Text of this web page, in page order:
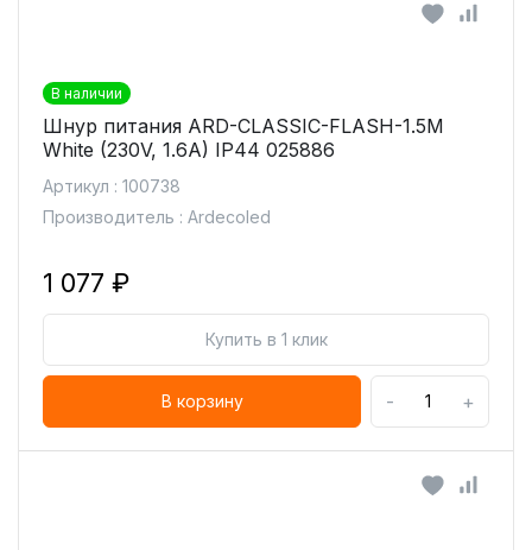
В наличии
Шнур питания ARD-CLASSIC-FLASH-1.5M
White (230V, 1.6A) IP44 025886
Артикул : 100738
Производитель : Ardecoled
1 077 ₽
Купить в 1 клик
В корзину - +